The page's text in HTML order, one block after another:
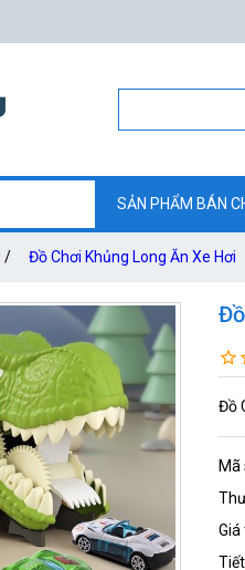
SẢN PHẨM BÁN
/ Đồ Chơi Khủng Long Ăn Xe Hơi
Đồ
Mã